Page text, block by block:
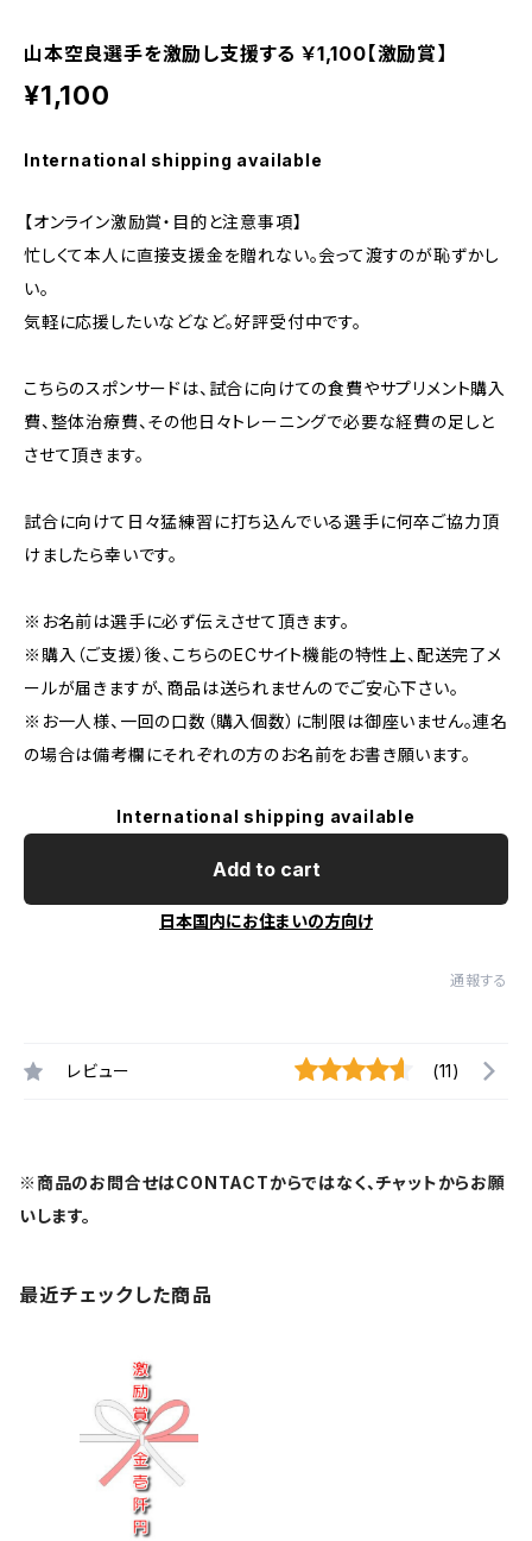
山本空良選手を激励し支援する ￥1,100【激励賞】
¥1,100
International shipping available
【オンライン激励賞・目的と注意事項】
忙しくて本人に直接支援金を贈れない。会って渡すのが恥ずかし
い。
気軽に応援したいなどなど。好評受付中です。
こちらのスポンサードは、試合に向けての食費やサプリメント購入
費、整体治療費、その他日々トレーニングで必要な経費の足しと
させて頂きます。
試合に向けて日々猛練習に打ち込んでいる選手に何卒ご協力頂
けましたら幸いです。
※お名前は選手に必ず伝えさせて頂きます。
※購入（ご支援）後、こちらのECサイト機能の特性上、配送完了メ
ールが届きますが、商品は送られませんのでご安心下さい。
※お一人様、一回の口数（購入個数）に制限は御座いません。連名
の場合は備考欄にそれぞれの方のお名前をお書き願います。
International shipping available
Add to cart
日本国内にお住まいの方向け
通報する
レビュー (11)
※商品のお問合せはCONTACTからではなく、チャットからお願
いします。
最近チェックした商品